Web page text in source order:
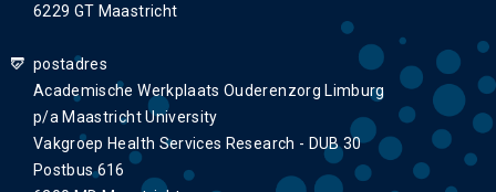
6229 GT Maastricht
postadres
Academische Werkplaats Ouderenzorg Limburg
p/a Maastricht University
Vakgroep Health Services Research - DUB 30
Postbus 616